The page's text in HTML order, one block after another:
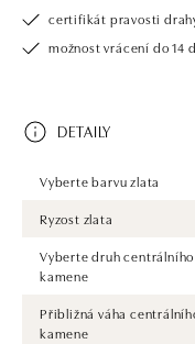
certifikát pravosti
možnost vrácení do 14
DETAILY
Vyberte barvu zlata
Ryzost zlata
Vyberte druh centrálního
kamene
Přibližná váha
kamene